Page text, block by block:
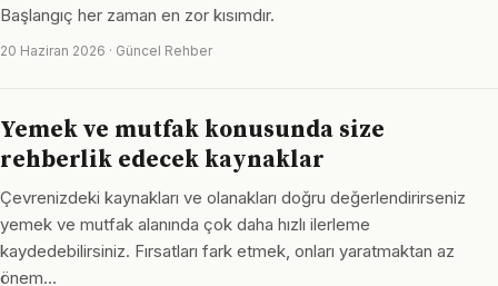
Başlangıç her zaman en zor kısımdır.
20 Haziran 2026 · Güncel Rehber
Yemek ve mutfak konusunda size
rehberlik edecek kaynaklar
Çevrenizdeki kaynakları ve olanakları doğru değerlendirirseniz
yemek ve mutfak alanında çok daha hızlı ilerleme
kaydedebilirsiniz. Fırsatları fark etmek, onları yaratmaktan az
önem…